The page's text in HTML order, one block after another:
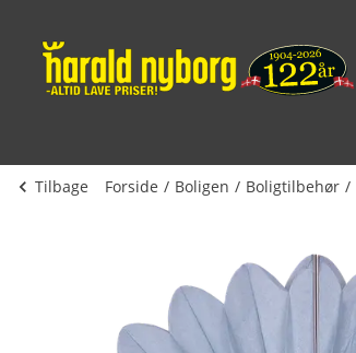
Tilbage Forside Boligen Boligtilbehør